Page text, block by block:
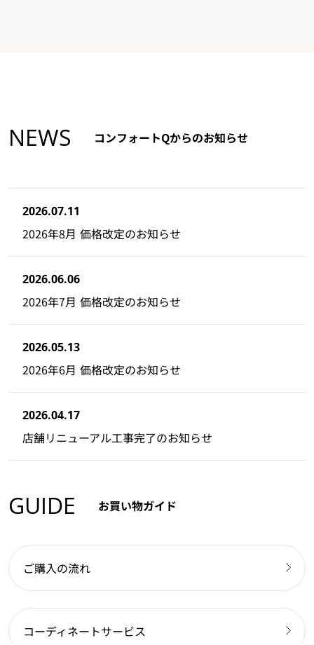
NEWS コンフォートQからのお知らせ
2026.07.11
2026年8月 価格改定のお知らせ
2026.06.06
2026年7月 価格改定のお知らせ
2026.05.13
2026年6月 価格改定のお知らせ
2026.04.17
店舗リニューアル工事完了のお知らせ
GUIDE お買い物ガイド
ご購入の流れ
コーディネートサービス